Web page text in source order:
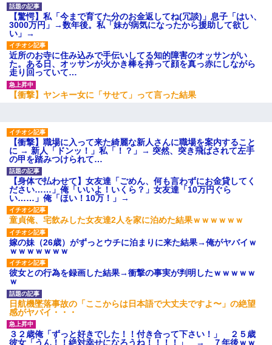
【驚愕】私「今まで育てた分のお金返してね(冗談)」息子「はい、
3000万円」→数年後。私「妹が病気になったから援助して欲し
い」→
近所のお寺に住み込みで手伝いしてる知的障害のオッサンがい
た。ある日、オッサンが火かき棒を持って顔を真っ赤にしながら
走り回っていて…
【衝撃】ヤンキー女に「サせて」って言った結果
【衝撃】職場に入って来た綺麗な新人さんに職場を案内すること
に → 新人「ドンッ！」私「！？」→ 突然、突き飛ばされて左手
の甲を踏みつけられて…
【身体で払わせて】女友達「ごめん、何も言わずにお金貸してく
ださい……」俺「いいよ！いくら？」女友達「10万円ぐら
い……」俺「ほい！10万！」→
童貞俺、宅飲みした女友達2人を家に泊めた結果ｗｗｗｗｗｗ
嫁の妹（26歳）がずっとウチに泊まりに来た結果→俺がヤバイｗ
ｗｗｗｗｗｗｗ
彼女との行為を録画した結果→衝撃の事実が判明したｗｗｗｗｗ
ｗ
日航機墜落事故の「ここからは日本語で大丈夫ですよ〜」の絶望
感がヤバイ・・・
３２歳俺「ずっと好きでした！！付き合って下さい！」 ２５歳
彼女「うん！！絶対幸せになろうね！！！！」 → ７年後ｗｗ